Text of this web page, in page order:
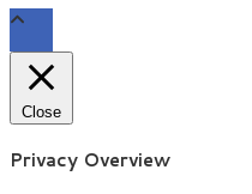
Close
Privacy Overview